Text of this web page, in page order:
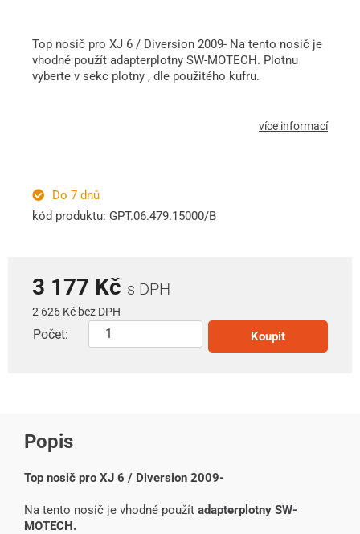
Top nosič pro XJ 6 / Diversion 2009- Na tento nosič je
vhodné použít adapterplotny SW-MOTECH. Plotnu
vyberte v sekc plotny , dle použitého kufru.
více informací
Do 7 dnů
kód produktu: GPT.06.479.15000/B
3 177 Kč s DPH
2 626 Kč bez DPH
Počet: Koupit
Popis
Top nosič pro XJ 6 / Diversion 2009-
Na tento nosič je vhodné použít adapterplotny SW-
MOTECH.